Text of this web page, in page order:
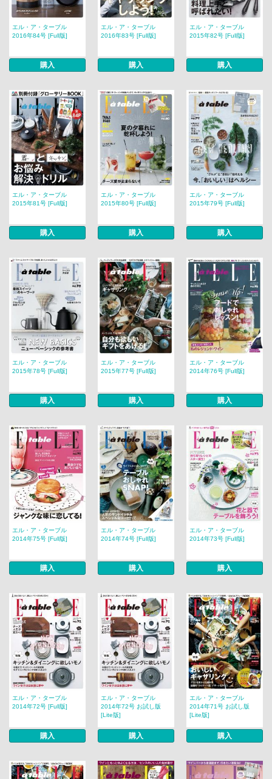
エル・ア・ターブル
2016年84号 [Full版]
購入
エル・ア・ターブル
2016年83号 [Full版]
購入
エル・ア・ターブル
2015年82号 [Full版]
購入
エル・ア・ターブル
2015年81号 [Full版]
購入
エル・ア・ターブル
2015年80号 [Full版]
購入
エル・ア・ターブル
2015年79号 [Full版]
購入
エル・ア・ターブル
2015年78号 [Full版]
購入
エル・ア・ターブル
2015年77号 [Full版]
購入
エル・ア・ターブル
2014年76号 [Full版]
購入
エル・ア・ターブル
2014年75号 [Full版]
購入
エル・ア・ターブル
2014年74号 [Full版]
購入
エル・ア・ターブル
2014年73号 [Full版]
購入
エル・ア・ターブル
2014年72号 [Full版]
購入
エル・ア・ターブル
2014年72号 お試し版
[Lite版]
購入
エル・ア・ターブル
2014年71号 お試し版
[Lite版]
購入